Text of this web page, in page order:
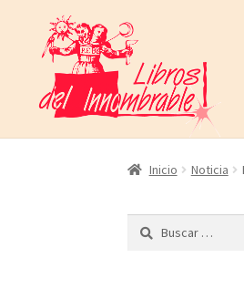
a
navegación
al
contenido
Inicio Noticia
Buscar: